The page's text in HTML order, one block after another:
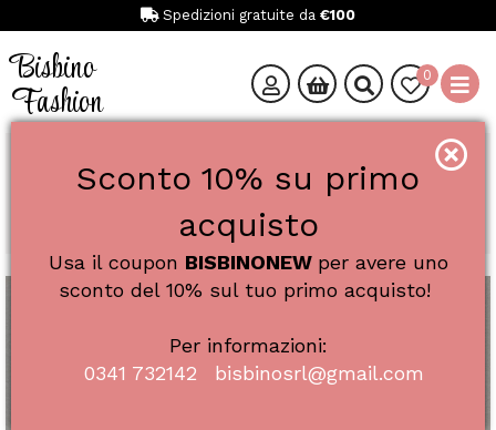
Spedizioni gratuite da €100
Sconto 10% su primo
acquisto
Usa il coupon BISBINONEW per avere uno
sconto del 10% sul tuo primo acquisto!
Per informazioni:
0341 732142
bisbinosrl@gmail.com
0
Bisbino
Fashion
BACK70 ART. 108009 JOGGER SNEAKER DONNA
BACK70 ART. 108009 JOGGER SNEAKER